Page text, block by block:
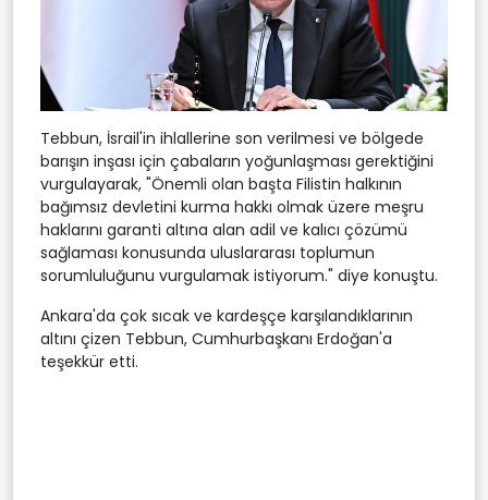
Tebbun, İsrail'in ihlallerine son verilmesi ve bölgede
barışın inşası için çabaların yoğunlaşması gerektiğini
vurgulayarak, "Önemli olan başta Filistin halkının
bağımsız devletini kurma hakkı olmak üzere meşru
haklarını garanti altına alan adil ve kalıcı çözümü
sağlaması konusunda uluslararası toplumun
sorumluluğunu vurgulamak istiyorum." diye konuştu.
Ankara'da çok sıcak ve kardeşçe karşılandıklarının
altını çizen Tebbun, Cumhurbaşkanı Erdoğan'a
teşekkür etti.